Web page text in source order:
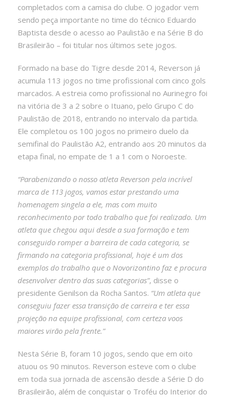
completados com a camisa do clube. O jogador vem
sendo peça importante no time do técnico Eduardo
Baptista desde o acesso ao Paulistão e na Série B do
Brasileirão – foi titular nos últimos sete jogos.
Formado na base do Tigre desde 2014, Reverson já
acumula 113 jogos no time profissional com cinco gols
marcados. A estreia como profissional no Aurinegro foi
na vitória de 3 a 2 sobre o Ituano, pelo Grupo C do
Paulistão de 2018, entrando no intervalo da partida.
Ele completou os 100 jogos no primeiro duelo da
semifinal do Paulistão A2, entrando aos 20 minutos da
etapa final, no empate de 1 a 1 com o Noroeste.
“Parabenizando o nosso atleta Reverson pela incrível
marca de 113 jogos, vamos estar prestando uma
homenagem singela a ele, mas com muito
reconhecimento por todo trabalho que foi realizado. Um
atleta que chegou aqui desde a sua formação e tem
conseguido romper a barreira de cada categoria, se
firmando na categoria profissional, hoje é um dos
exemplos do trabalho que o Novorizontino faz e procura
desenvolver dentro das suas categorias”, disse o
presidente Genilson da Rocha Santos. “Um atleta que
conseguiu fazer essa transição de carreira e ter essa
projeção na equipe profissional, com certeza voos
maiores virão pela frente.”
Nesta Série B, foram 10 jogos, sendo que em oito
atuou os 90 minutos. Reverson esteve com o clube
em toda sua jornada de ascensão desde a Série D do
Brasileirão, além de conquistar o Troféu do Interior do